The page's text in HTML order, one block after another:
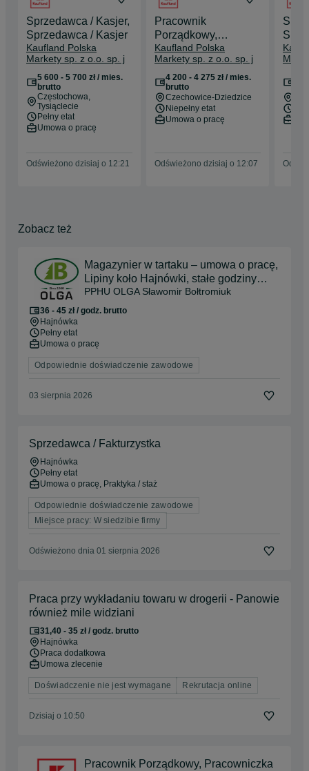
wykładanie towaru oraz jego odpowiednia ekspozycja, a także
dbanie o uprzejmą, staranną i sprawną obsługę klienta.
Praca w Departamencie Logistyki
Jak się u nas pracuje?
Praca w Centrum Dystrybucyjnym wymaga sumienności,
dynamiczności i energii. Dzięki zaangażowaniu naszych
pracowników w planowanie, realizowanie i kontrolowanie
zamówień wszystkie markety wyposażone są w najwyższej
jakości produkty.
Dzień w firmie
niedobory, nadwyżki ilościowe oraz braki jakościowe i wady
Sprzedawca / Kasjer,
Sprzedawca / Kasjer
Kaufland Polska
Markety sp. z o.o. sp. j
5 600 - 5 700 zł / mies.
brutto
Częstochowa,
Tysiąclecie
Pełny etat
Umowa o pracę
Odświeżono dzisiaj o 12:21
Pracownik
Porządkowy,
Pracowniczka
Porządkowa (3/4
etatu)
Kaufland Polska
Markety sp. z o.o. sp. j
4 200 - 4 275 zł / mies.
brutto
Czechowice-Dziedzice
Niepełny etat
Umowa o pracę
Odświeżono dzisiaj o 12:07
Zobacz też
Magazynier w tartaku – umowa o pracę,
Lipiny koło Hajnówki, stałe godziny
6:00–14:00,
PPHU OLGA Sławomir Bołtromiuk
36 - 45 zł / godz. brutto
Hajnówka
Pełny etat
Umowa o pracę
Odpowiednie doświadczenie zawodowe
03 sierpnia 2026
Sprzedawca / Fakturzystka
Hajnówka
Pełny etat
Umowa o pracę, Praktyka / staż
Odpowiednie doświadczenie zawodowe
Miejsce pracy: W siedzibie firmy
Odświeżono dnia 01 sierpnia 2026
Praca przy wykładaniu towaru w drogerii - Panowie
również mile widziani
31,40 - 35 zł / godz. brutto
Hajnówka
Praca dodatkowa
Umowa zlecenie
Doświadczenie nie jest wymagane Rekrutacja online
Dzisiaj o 10:50
Pracownik Porządkowy, Pracowniczka